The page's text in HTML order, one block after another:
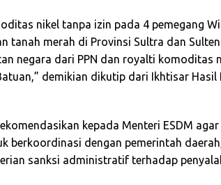
nikel tanpa izin pada 4 pemegang
tanah merah di Provinsi Sultra dan
negara dari PPN dan royalti komoditas
demikian dikutip dari Ikhtisar Hasil
kepada Menteri ESDM agar
berkoordinasi dengan pemerintah
sanksi administratif terhadap